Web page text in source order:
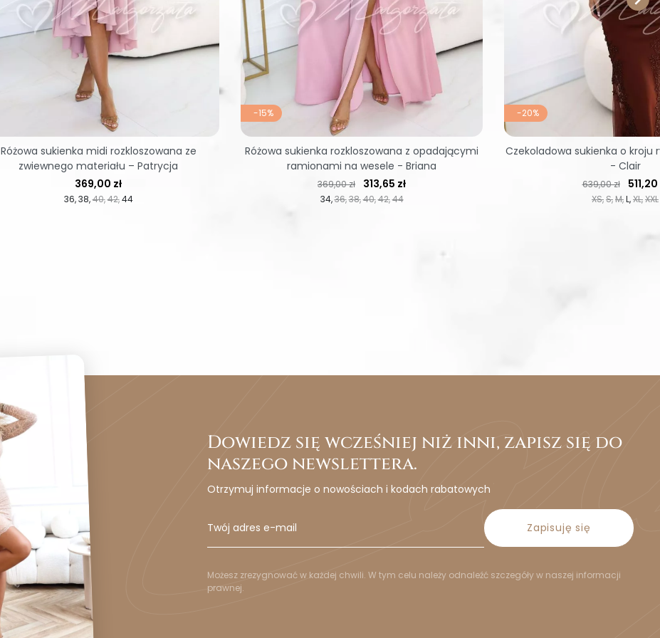
36 38 40 42 44
Cena
369,00 zł
Różowa sukienka midi rozkloszowana ze
zwiewnego materiału – Patrycja
-15%
34 36 38 40 42 44
Cena regularna
369,00 zł Cena
313,65 zł
Różowa sukienka rozkloszowana z opadającymi
ramionami na wesele - Briana
-20%
XS S M L XL XXL
Cena regularna
639,00 zł Cena
511,20
Czekoladowa sukienka o kroju
- Clair
Dowiedz się wcześniej niż inni, zapisz się do
naszego newslettera.
Otrzymuj informacje o nowościach i kodach rabatowych
Zapisuję się
Możesz zrezygnować w każdej chwili. W tym celu należy odnaleźć szczegóły w naszej informacji
prawnej.